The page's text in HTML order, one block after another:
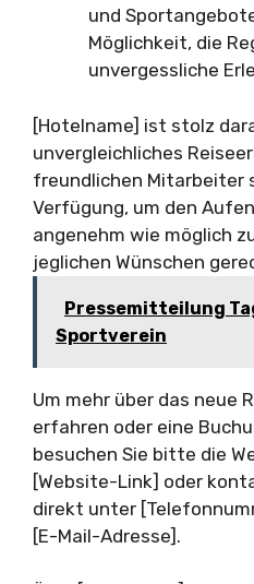
und
Möglichkeit, die
unvergessliche
[Hotelname] ist stolz
unvergleichliches
freundlichen Mitarbeiter
Verfügung, um den
angenehm wie möglich
jeglichen Wünschen
Pressemitteilung
Sportverein
Um mehr über das neue
erfahren oder eine
besuchen Sie bitte die
[Website-Link] oder
direkt unter
[E-Mail-Adresse].